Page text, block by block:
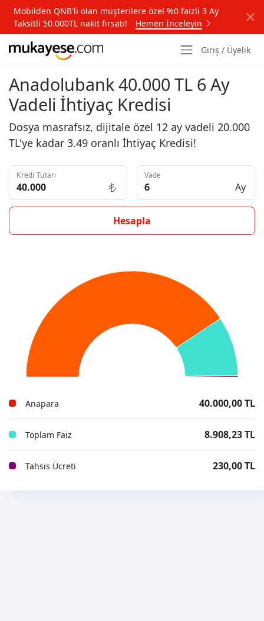
Mobilden QNB'li olan müşterilere özel %0 faizli 3 Ay
Taksitli 50.000TL nakit fırsatı!
Hemen İnceleyin
Giriş / Üyelik
Anadolubank 40.000 TL 6 Ay
Vadeli İhtiyaç Kredisi
Dosya masrafsız, dijitale özel 12 ay vadeli 20.000
TL'ye kadar 3.49 oranlı İhtiyaç Kredisi!
Kredi Tutarı Vade
Ay
Hesapla
Anapara 40.000,00 TL
Toplam Faiz 8.908,23 TL
Tahsis Ücreti 230,00 TL